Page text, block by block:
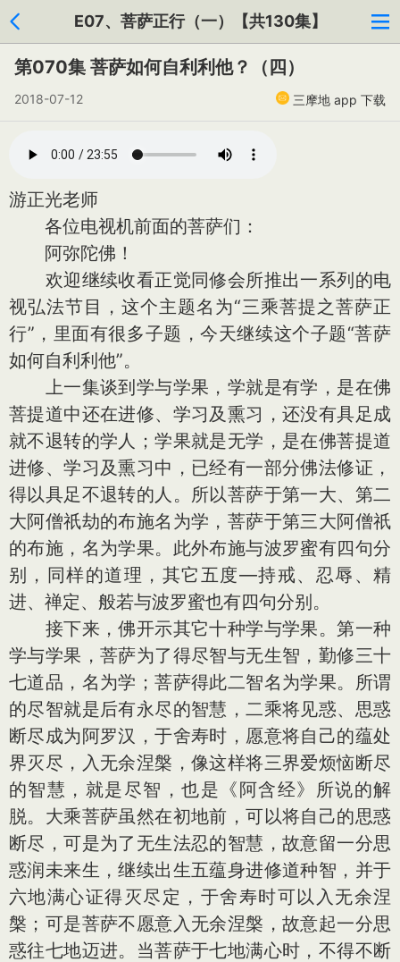
E07、菩萨正行（一）【共130集】
第070集 菩萨如何自利利他？（四）
2018-07-12 三摩地 app 下载
游正光老师
各位电视机前面的菩萨们：
阿弥陀佛！
欢迎继续收看正觉同修会所推出一系列的电
视弘法节目，这个主题名为“三乘菩提之菩萨正
行”，里面有很多子题，今天继续这个子题“菩萨
如何自利利他”。
上一集谈到学与学果，学就是有学，是在佛
菩提道中还在进修、学习及熏习，还没有具足成
就不退转的学人；学果就是无学，是在佛菩提道
进修、学习及熏习中，已经有一部分佛法修证，
得以具足不退转的人。所以菩萨于第一大、第二
大阿僧祇劫的布施名为学，菩萨于第三大阿僧祇
的布施，名为学果。此外布施与波罗蜜有四句分
别，同样的道理，其它五度—持戒、忍辱、精
进、禅定、般若与波罗蜜也有四句分别。
接下来，佛开示其它十种学与学果。第一种
学与学果，菩萨为了得尽智与无生智，勤修三十
七道品，名为学；菩萨得此二智名为学果。所谓
的尽智就是后有永尽的智慧，二乘将见惑、思惑
断尽成为阿罗汉，于舍寿时，愿意将自己的蕴处
界灭尽，入无余涅槃，像这样将三界爱烦恼断尽
的智慧，就是尽智，也是《阿含经》所说的解
脱。大乘菩萨虽然在初地前，可以将自己的思惑
断尽，可是为了无生法忍的智慧，故意留一分思
惑润未来生，继续出生五蕴身进修道种智，并于
六地满心证得灭尽定，于舍寿时可以入无余涅
槃；可是菩萨不愿意入无余涅槃，故意起一分思
惑往七地迈进。当菩萨于七地满心时，不得不断